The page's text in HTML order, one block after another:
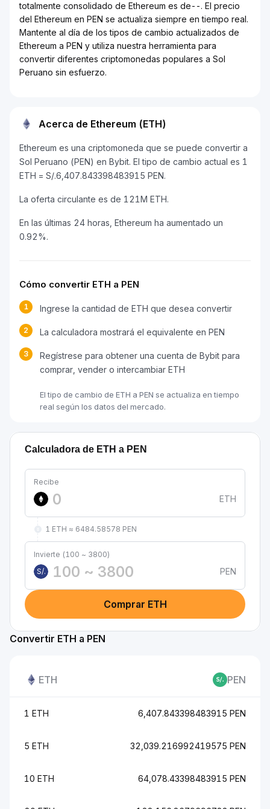
totalmente consolidado de Ethereum es de--. El precio
del Ethereum en PEN se actualiza siempre en tiempo real.
Mantente al día de los tipos de cambio actualizados de
Ethereum a PEN y utiliza nuestra herramienta para
convertir diferentes criptomonedas populares a Sol
Peruano sin esfuerzo.
Acerca de Ethereum (ETH)
Ethereum es una criptomoneda que se puede convertir a
Sol Peruano (PEN) en Bybit. El tipo de cambio actual es 1
ETH = S/.6,407.843398483915 PEN.
La oferta circulante es de 121M ETH.
En las últimas 24 horas, Ethereum ha aumentado un
0.92%.
Cómo convertir ETH a PEN
1 Ingrese la cantidad de ETH que desea convertir
2 La calculadora mostrará el equivalente en PEN
3
Regístrese para obtener una cuenta de Bybit para
comprar, vender o intercambiar ETH
El tipo de cambio de ETH a PEN se actualiza en tiempo
real según los datos del mercado.
Calculadora de ETH a PEN
Recibe
ETH
1 ETH ≈ 6484.58578 PEN
Invierte (100 ~ 3800)
S/.
PEN
Comprar ETH
Convertir ETH a PEN
ETH PEN
1 ETH 6,407.843398483915 PEN
5 ETH 32,039.216992419575 PEN
10 ETH 64,078.43398483915 PEN